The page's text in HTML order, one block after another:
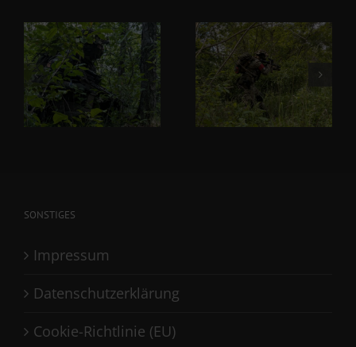
SONSTIGES
Impressum
Datenschutzerklärung
Cookie-Richtlinie (EU)